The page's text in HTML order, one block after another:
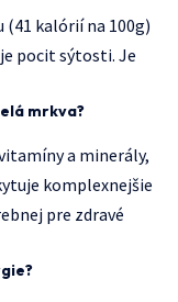
kalórií na 100g)
pocit sýtosti. Je
mrkva?
a minerály,
komplexnejšie
pre zdravé